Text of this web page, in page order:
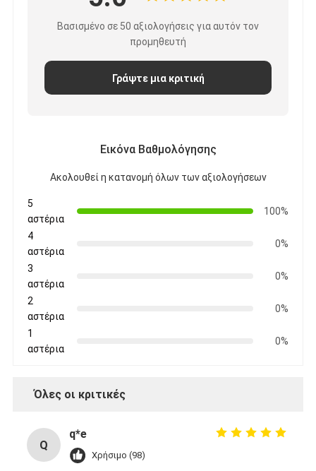
Ευφυής πίνακας
Διαλογικός πίνακας προβολέων
Υπέρυθρο πλαίσιο αφής
Διαλογική στάση Whiteboard
ψηφιακή σήμανση
Ψηφιακή διαφημιστική οθόνη
φορητή έξυπνη οθόνη
Βασισμένο σε 50 αξιολογήσεις για αυτόν τον
προμηθευτή
Γράψτε μια κριτική
Εικόνα Βαθμολόγησης
Ακολουθεί η κατανομή όλων των αξιολογήσεων
5
αστέρια
100%
4
αστέρια
0%
3
αστέρια
0%
2
αστέρια
0%
1
αστέρια
0%
Όλες οι κριτικές
Q
q*e
Χρήσιμο (98)